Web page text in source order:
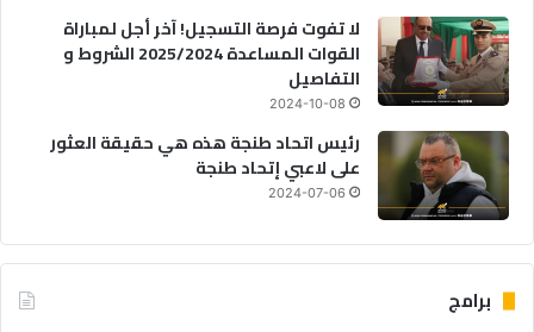
لا تفوت فرصة التسجيل! آخر أجل لمباراة
القوات المساعدة 2025/2024 الشروط و
التفاصيل
2024-10-08
رئيس اتحاد طنجة هذه هي حقيقة العثور
على لاعبي إتحاد طنجة
2024-07-06
برامج